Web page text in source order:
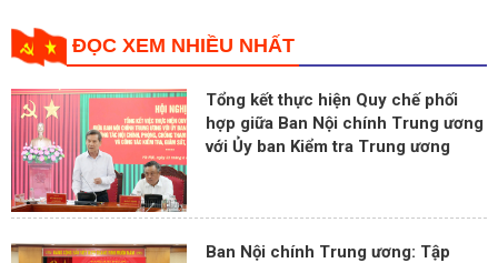
ĐỌC XEM NHIỀU NHẤT
Tổng kết thực hiện Quy chế phối
hợp giữa Ban Nội chính Trung ương
với Ủy ban Kiểm tra Trung ương
Ban Nội chính Trung ương: Tập